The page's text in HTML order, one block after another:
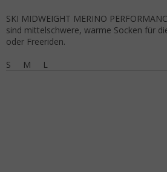
SKI MIDWEIGHT MERINO
sind mittelschwere, warme Socken für
oder Freeriden.
S
M L